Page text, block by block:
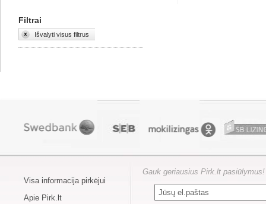
Filtrai
Išvalyti visus filtrus
Visa informacija pirkėjui
Apie Pirk.lt
Gauk geriausius Pirk.lt pasiūlymus!